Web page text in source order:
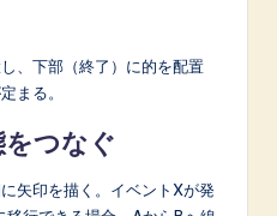
、下部（終了）に的を配置
まる。
つなぐ
矢印を描く。イベントXが発